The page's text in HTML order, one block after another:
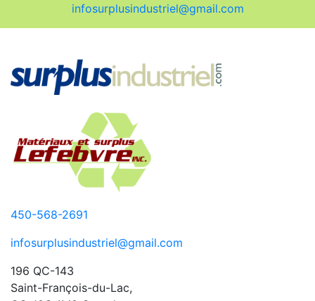
infosurplusindustriel@gmail.com
450-568-2691
infosurplusindustriel@gmail.com
196 QC-143
Saint-François-du-Lac,